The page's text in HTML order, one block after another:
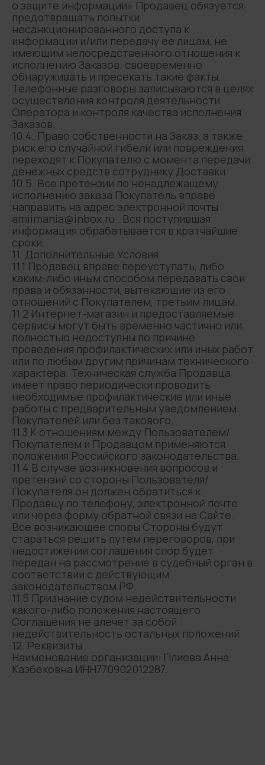
о защите информации» Продавец обязуется:
предотвращать попытки
несанкционированного доступа к
информации и/или передачу ее лицам, не
имеющим непосредственного отношения к
исполнению Заказов; своевременно
обнаруживать и пресекать такие факты.
Телефонные разговоры записываются в целях
осуществления контроля деятельности
Оператора и контроля качества исполнения
Заказов.
10.4. Право собственности на Заказ, а также
риск его случайной гибели или повреждения
переходят к Покупателю с момента передачи
денежных средств сотруднику Доставки.
10.5. Все претензии по ненадлежащему
исполнению заказа Покупатель вправе
направить на адрес электронной почты
amiimania@inbox.ru . Вся поступившая
информация обрабатывается в кратчайшие
сроки.
11. Дополнительные Условия
11.1 Продавец вправе переуступать, либо
каким-либо иным способом передавать свои
права и обязанности, вытекающие из его
отношений с Покупателем, третьим лицам.
11.2 Интернет-магазин и предоставляемые
сервисы могут быть временно частично или
полностью недоступны по причине
проведения профилактических или иных работ
или по любым другим причинам технического
характера. Техническая служба Продавца
имеет право периодически проводить
необходимые профилактические или иные
работы с предварительным уведомлением
Покупателей или без такового.
11.3 К отношениям между Пользователем/
Покупателем и Продавцом применяются
положения Российского законодательства.
11.4 В случае возникновения вопросов и
претензий со стороны Пользователя/
Покупателя он должен обратиться к
Продавцу по телефону, электронной почте
или через форму обратной связи на Сайте.
Все возникающее споры Стороны будут
стараться решить путем переговоров, при
недостижении соглашения спор будет
передан на рассмотрение в судебный орган в
соответствии с действующим
законодательством РФ.
11.5 Признание судом недействительности
какого-либо положения настоящего
Соглашения не влечет за собой
недействительность остальных положений
12. Реквизиты
Наименование организации: Плиева Анна
Казбековна ИНН770902012287.
ул. Новокосинская, д. 29, кв. 2
Разработка сайта
*Instagram принадлежит компании Meta,
признанной экстремистской и запрещённой
на территории РФ